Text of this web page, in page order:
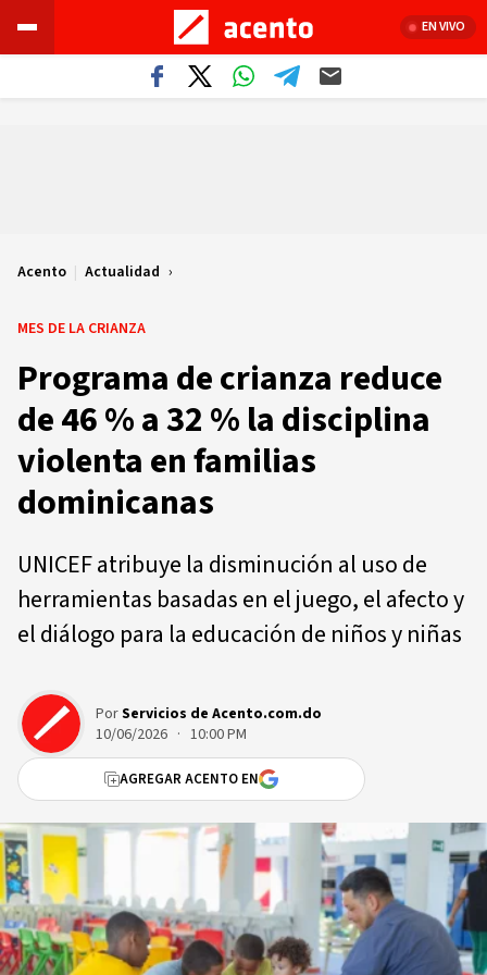
EN VIVO
Acento | Actualidad
MES DE LA CRIANZA
Programa de crianza reduce
de 46 % a 32 % la disciplina
violenta en familias
dominicanas
UNICEF atribuye la disminución al uso de
herramientas basadas en el juego, el afecto y
el diálogo para la educación de niños y niñas
PorServicios de Acento.com.do
10/06/2026 · 10:00 PM
AGREGAR ACENTO EN